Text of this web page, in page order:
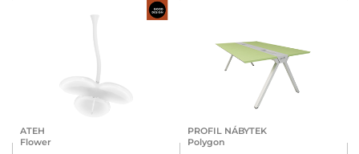
ATEH
Flower
PROFIL NÁBYTEK
Polygon